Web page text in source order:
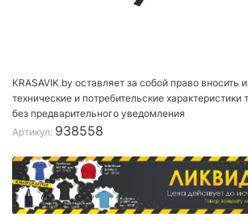
KRASAVIK.by оставляет за собой право вносить
технические и потребительские характеристики
без предварительного уведомления
Артикул: 938558